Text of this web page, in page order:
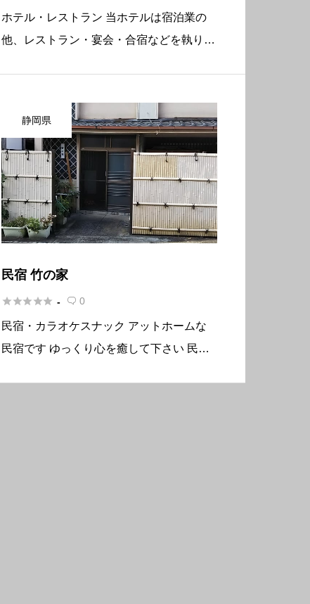
ホテル・レストラン 当ホテルは宿泊業の
他、レストラン・宴会・合宿などを執り行
す。 館内には大浴場もあり、ご家庭のよ
うにリラックスしてお過ごし頂けま […]
静岡県
民宿 竹の家
 -  0
民宿・カラオケスナック アットホームな
民宿です ゆっくり心を癒して下さい 民宿